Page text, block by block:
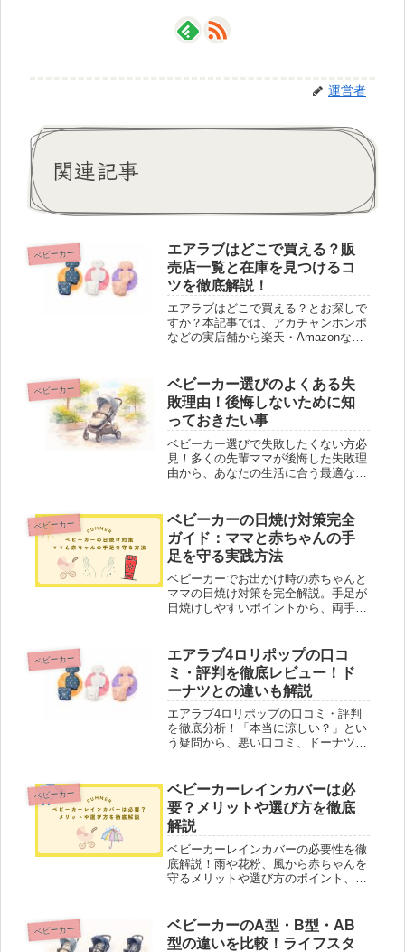
運営者
関連記事
ベビーカー
エアラブはどこで買える？販
売店一覧と在庫を見つけるコ
ツを徹底解説！
エアラブはどこで買える？とお探しで
すか？本記事では、アカチャンホンポ
などの実店舗から楽天・Amazonなど
正規品を安く買う方法も解説します。
売り切れる前に確実にゲットしましょ
う。
ベビーカー
ベビーカー選びのよくある失
敗理由！後悔しないために知
っておきたい事
ベビーカー選びで失敗したくない方必
見！多くの先輩ママが後悔した失敗理
由から、あなたの生活に合う最適なベ
いための実践的ステップも紹介しま
す。
ベビーカー
ベビーカーの日焼け対策完全
ガイド：ママと赤ちゃんの手
足を守る実践方法
ベビーカーでお出かけ時の赤ちゃんと
ママの日焼け対策を完全解説。手足が
日焼けしやすいポイントから、両手が
UVカット素材選びや虫よけ対策も紹
介します。
ベビーカー
エアラブ4ロリポップの口コ
ミ・評判を徹底レビュー！ド
ーナツとの違いも解説
エアラブ4ロリポップの口コミ・評判
を徹底分析！「本当に涼しい？」とい
う疑問から、悪い口コミ、ドーナツや
悔しないための選び方が分かります。
ベビーカー
ベビーカーレインカバーは必
要？メリットや選び方を徹底
解説
ベビーカーレインカバーの必要性を徹
底解説！雨や花粉、風から赤ちゃんを
守るメリットや選び方のポイント、使
が満載！
ベビーカー
ベビーカーのA型・B型・AB
型の違いを比較！ライフスタ